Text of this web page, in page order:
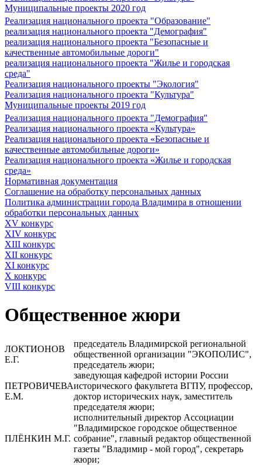
Муниципальные проекты 2020 год
Реализация национального проекта "Образование"
реализация национального проекта "Демография"
реализация национального проекта "Безопасные и
качественные автомобильные дороги"
реализация национального проекта "Жилье и городская
среда"
Реализация национального проекты "Экология"
Реализация национального проекта "Культура"
Муниципальные проекты 2019 год
Реализация национального проекта "Демография"
Реализация национального проекта «Культура»
Реализация национального проекта «Безопасные и
качественные автомобильные дороги»
Реализация национального проекта «Жилье и городская
среда»
Нормативная документация
Соглашение на обработку персональных данных
Политика администрации города Владимира в отношении
обработки персональных данных
XV конкурс
XIV конкурс
XIII конкурс
XII конкурс
XI конкурс
X конкурс
VIII конкурс
Общественное жюри
ЛОКТИОНОВ
Е.Г.
председатель Владимирской региональной
общественной организации "ЭКОПОЛИС",
председатель жюри;
ПЕТРОВИЧЕВА
Е.М.
заведующая кафедрой истории России
исторического факультета ВГПУ, профессор,
доктор исторических наук, заместитель
председателя жюри;
ПЛЁНКИН М.Г.
исполнительный директор Ассоциации
"Владимирское городское общественное
собрание", главный редактор общественной
газеты "Владимир - мой город", секретарь
жюри;